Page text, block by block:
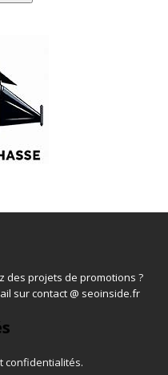
des projets de promotions ?
sur contact @ seoinside.fr
confidentialités.